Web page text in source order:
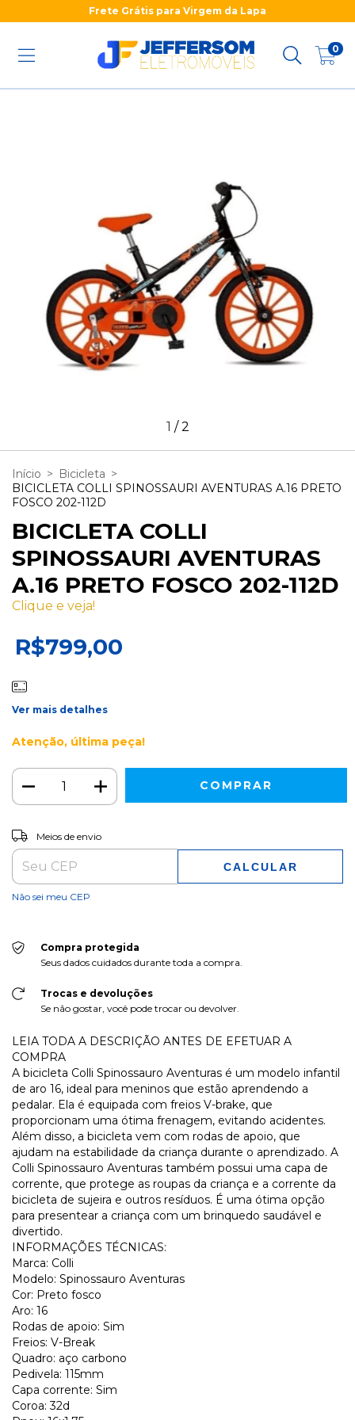
Frete Grátis para Virgem da Lapa
0
1 /2
Início > Bicicleta >
BICICLETA COLLI SPINOSSAURI AVENTURAS A.16 PRETO
FOSCO 202-112D
BICICLETA COLLI
SPINOSSAURI AVENTURAS
A.16 PRETO FOSCO 202-112D
Clique e veja!
R$799,00
Ver mais detalhes
Atenção, última peça!
Entregas para o CEP:
Meios de envio
CALCULAR
Não sei meu CEP
Compra protegida
Seus dados cuidados durante toda a compra.
Trocas e devoluções
Se não gostar, você pode trocar ou devolver.
LEIA TODA A DESCRIÇÃO ANTES DE EFETUAR A
COMPRA
A bicicleta Colli Spinossauro Aventuras é um modelo infantil
de aro 16, ideal para meninos que estão aprendendo a
pedalar. Ela é equipada com freios V-brake, que
proporcionam uma ótima frenagem, evitando acidentes.
Além disso, a bicicleta vem com rodas de apoio, que
ajudam na estabilidade da criança durante o aprendizado. A
Colli Spinossauro Aventuras também possui uma capa de
corrente, que protege as roupas da criança e a corrente da
bicicleta de sujeira e outros resíduos. É uma ótima opção
para presentear a criança com um brinquedo saudável e
divertido.
INFORMAÇÕES TÉCNICAS:
Marca: Colli
Modelo: Spinossauro Aventuras
Cor: Preto fosco
Aro: 16
Rodas de apoio: Sim
Freios: V-Break
Quadro: aço carbono
Pedivela: 115mm
Capa corrente: Sim
Coroa: 32d